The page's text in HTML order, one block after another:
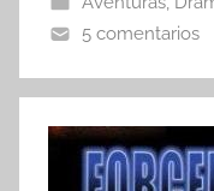
5 comentarios